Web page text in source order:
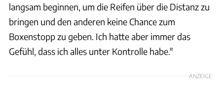
langsam beginnen, um die Reifen über die Distanz zu
bringen und den anderen keine Chance zum
Boxenstopp zu geben. Ich hatte aber immer das
Gefühl, dass ich alles unter Kontrolle habe."
ANZEIGE